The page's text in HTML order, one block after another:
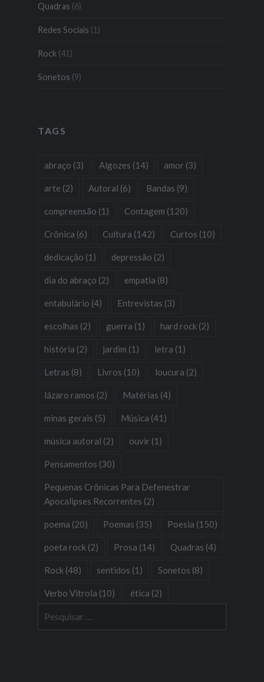
Quadras (6)
Redes Sociais (1)
Rock(41)
Sonetos (9)
TAGS
abraço (3) Algozes (14) amor (3)
arte (2) Autoral (6) Bandas (9)
compreensão (1) Contagem (120)
Crônica (6) Cultura (142) Curtos (10)
dedicação (1) depressão (2)
dia do abraço (2) empatia (8)
entabulário (4) Entrevistas (3)
escolhas (2) guerra (1) hard rock(2)
história (2) jardim (1) letra (1)
Letras (8) Livros (10) loucura (2)
lázaro ramos (2) Matérias (4)
minas gerais (5) Música (41)
música autoral (2) ouvir (1)
Pensamentos (30)
Pequenas Crônicas Para Defenestrar
Apocalipses Recorrentes (2)
poema (20) Poemas (35) Poesia (150)
poeta rock(2) Prosa (14) Quadras (4)
Rock(48) sentidos (1) Sonetos (8)
Verbo Vitrola (10) ética (2)
por: